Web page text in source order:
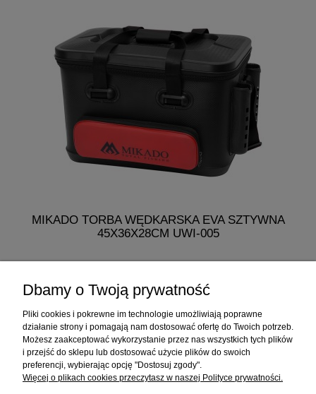
MIKADO TORBA WĘDKARSKA EVA SZTYWNA
45X36X28CM UWI-005
do koszyka
Informacje
Dbamy o Twoją prywatność
Pliki cookies i pokrewne im technologie umożliwiają poprawne
działanie strony i pomagają nam dostosować ofertę do Twoich potrzeb.
Możesz zaakceptować wykorzystanie przez nas wszystkich tych plików
i przejść do sklepu lub dostosować użycie plików do swoich
preferencji, wybierając opcję "Dostosuj zgody".
Więcej o plikach cookies przeczytasz w naszej Polityce prywatności.